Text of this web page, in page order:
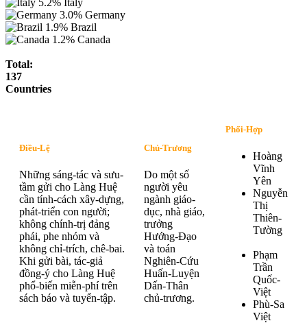
3.0% Germany
1.9% Brazil
1.2% Canada
Total:
137
Countries
Điều-Lệ
Những sáng-tác và sưu-
tầm gửi cho Làng Huệ
cần tính-cách xây-dựng,
phát-triển con người;
không chính-trị đảng
phái, phe nhóm và
không chỉ-trích, chê-bai.
Khi gửi bài, tác-giả
đồng-ý cho Làng Huệ
phổ-biến miễn-phí trên
sách báo và tuyển-tập.
Chủ-Trương
Do một số
người yêu
ngành giáo-
dục, nhà giáo,
trưởng
Hướng-Đạo
và toán
Nghiên-Cứu
Huấn-Luyện
Dấn-Thân
chủ-trương.
Phối-Hợp
Hoàng
Vĩnh
Yên
Nguyễn
Thị
Thiên-
Tường
Phạm
Trần
Quốc-
Việt
Phù-Sa
Việt